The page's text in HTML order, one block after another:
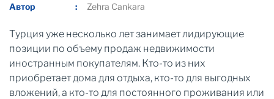
Автор
Zehra Cankara
Турция уже несколько лет занимает лидирующие
позиции по объему продаж недвижимости
иностранным покупателям. Кто-то из них
приобретает дома для отдыха, кто-то для выгодных
вложений, а кто-то для постоянного проживания или